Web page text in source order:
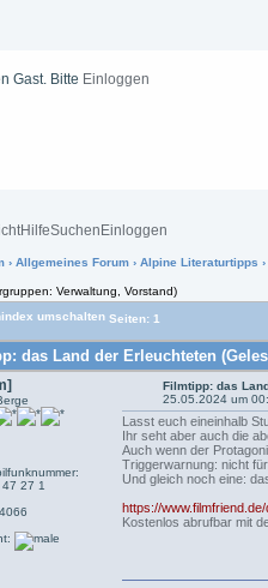
Gast. Bitte Einloggen
HilfeSuchen Einloggen
›Allgemeines Forum ›Alpine Literaturtipps
Verwaltung, Vorstand)
Seiten: 1
das Land der Erleuchteten
27 1
Filmtipp: das
25.05.2024 um
Lasst euch eineinhalb
Ihr seht aber auch die
Auch wenn der
Triggerwarnung: nicht
Und gleich noch eine:
https://
Kostenlos abrufbar mit